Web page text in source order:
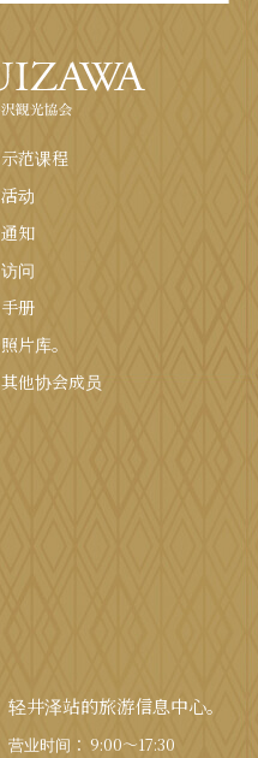
示范课程
活动
通知
访问
手册
照片库。
其他协会成员
轻井泽站的旅游信息中心。
营业时间： 9:00〜17:30